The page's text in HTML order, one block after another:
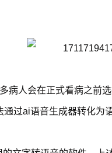
病人会在正式看病之前
过ai语音生成器转化